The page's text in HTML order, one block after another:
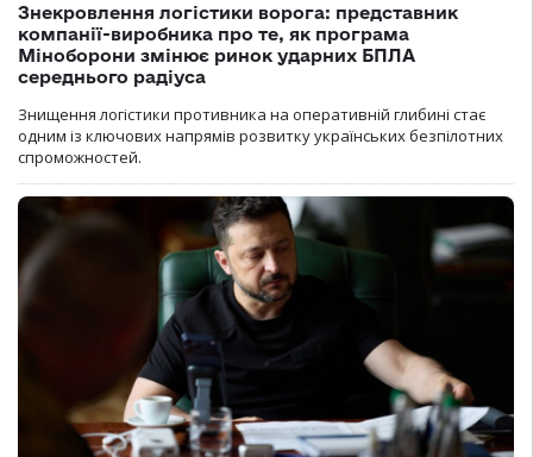
Знекровлення логістики ворога: представник
компанії-виробника про те, як програма
Міноборони змінює ринок ударних БПЛА
середнього радіуса
Знищення логістики противника на оперативній глибині стає
одним із ключових напрямів розвитку українських безпілотних
спроможностей.